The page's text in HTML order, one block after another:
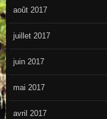
août 2017
juillet 2017
juin 2017
mai 2017
avril 2017